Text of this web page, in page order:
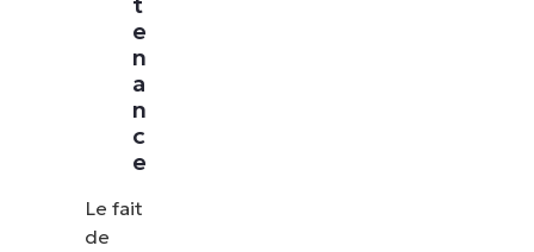
e
n
a
n
c
e
Le fait
de